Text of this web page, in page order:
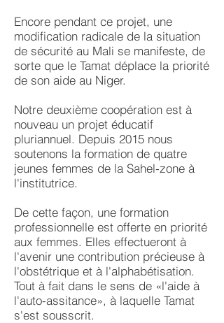
Encore pendant ce projet, une
modification radicale de la situation
de sécurité au Mali se manifeste, de
sorte que le Tamat déplace la priorité
de son aide au Niger.
Notre deuxième coopération est à
nouveau un projet éducatif
pluriannuel. Depuis 2015 nous
soutenons la formation de quatre
jeunes femmes de la Sahel-zone à
l'institutrice.
De cette façon, une formation
professionnelle est offerte en priorité
aux femmes. Elles effectueront à
l'avenir une contribution précieuse à
l'obstétrique et à l'alphabétisation.
Tout à fait dans le sens de «l'aide à
l'auto-assitance», à laquelle Tamat
s'est sousscrit.